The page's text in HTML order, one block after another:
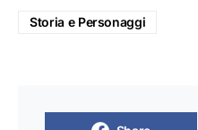
Storia e Personaggi